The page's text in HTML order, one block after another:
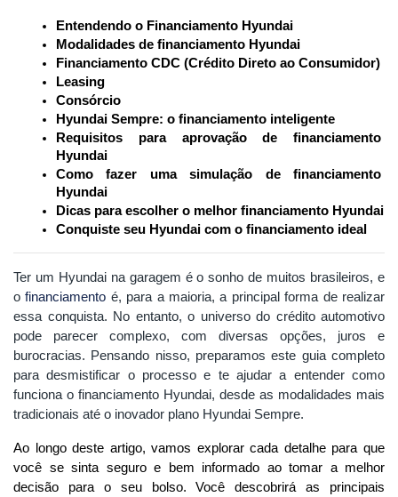
Entendendo o Financiamento Hyundai
Modalidades de financiamento Hyundai
Financiamento CDC (Crédito Direto ao Consumidor)
Leasing
Consórcio
Hyundai Sempre: o financiamento inteligente
Requisitos para aprovação de financiamento
Hyundai
Como fazer uma simulação de financiamento
Hyundai
Dicas para escolher o melhor financiamento Hyundai
Conquiste seu Hyundai com o financiamento ideal
Ter um Hyundai na garagem é o sonho de muitos brasileiros, e
ofinanciamento é, para a maioria, a principal forma de realizar
essa conquista. No entanto, o universo do crédito automotivo
pode parecer complexo, com diversas opções, juros e
burocracias. Pensando nisso, preparamos este guia completo
para desmistificar o processo e te ajudar a entender como
funciona o financiamento Hyundai, desde as modalidades mais
tradicionais até o inovador plano Hyundai Sempre.
Ao longo deste artigo, vamos explorar cada detalhe para que
você se sinta seguro e bem informado ao tomar a melhor
decisão para o seu bolso. Você descobrirá as principais